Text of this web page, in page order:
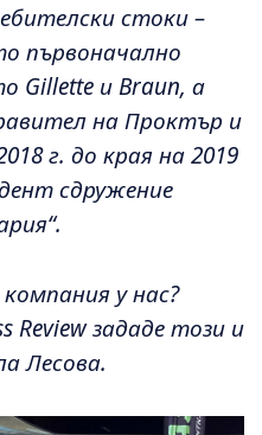
стоки –
първоначално
Gillette и Braun, а
на Проктър и
г. до края на 2019
сдружение
у нас?
Review зададе този и
Лесова.